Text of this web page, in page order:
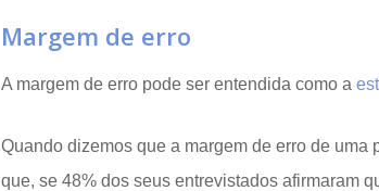
Margem de erro
A margem de erro pode ser entendida como a
Quando dizemos que a margem de erro de
que, se 48% dos seus entrevistados afirmaram